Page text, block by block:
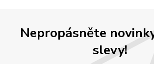
Nepropásněte
slevy!